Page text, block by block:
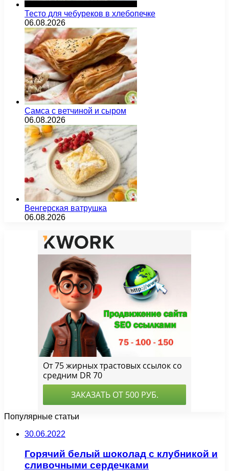
Тесто для чебуреков в хлебопечке
06.08.2026
Самса с ветчиной и сыром
06.08.2026
Венгерская ватрушка
06.08.2026
Популярные статьи
30.06.2022
Горячий белый шоколад с клубникой и
сливочными сердечками